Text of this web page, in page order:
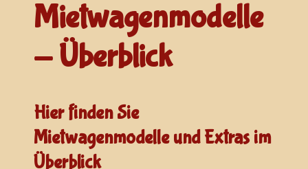
Mietwagenmodelle
- Überblick
Hier finden Sie
Mietwagenmodelle und Extras im
Überblick